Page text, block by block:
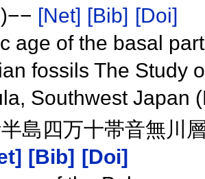
[Net] [Bib] [Doi]
age of the basal
fossils The Study
Southwest Japan
島四万十帯音無川
[Bib] [Doi]